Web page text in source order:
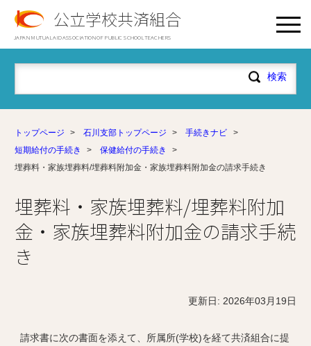
公立学校共済組合
JAPAN MUTUAL AID ASSOCIATION OF PUBLIC SCHOOL TEACHERS
トップページ > 石川支部トップページ > 手続きナビ
>
短期給付の手続き
> 保健給付の手続き
>
埋葬料・家族埋葬料/埋葬料附加金・家族埋葬料附加金の請求手続き
埋葬料・家族埋葬料/埋葬料附加
金・家族埋葬料附加金の請求手続
き
更新日: 2026年03月19日
請求書に次の書面を添えて、所属所(学校)を経て共済組合に提